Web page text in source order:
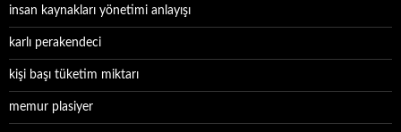
insan kaynakları yönetimi anlayışı
karlı perakendeci
kişi başı tüketim miktarı
memur plasiyer